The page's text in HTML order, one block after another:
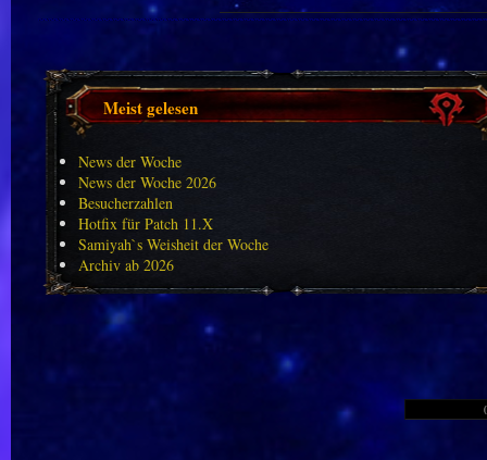
Meist gelesen
News der Woche
News der Woche 2026
Besucherzahlen
Hotfix für Patch 11.X
Samiyah`s Weisheit der Woche
Archiv ab 2026